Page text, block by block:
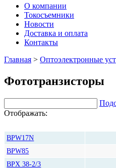
О компании
Токосъемники
Новости
Доставка и оплата
Контакты
Главная > Оптоэлектронные
Фототранзисторы
Отображать:
BPW17N
BPW85
BPX 38-2/3